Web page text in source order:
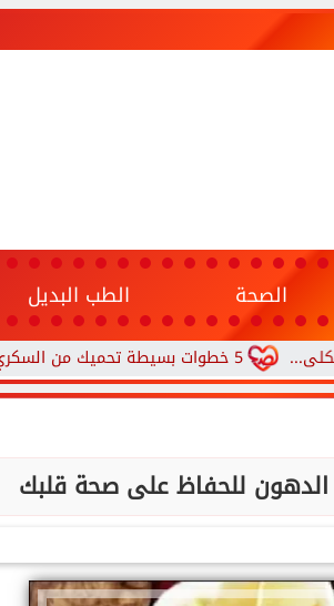
الصحة الطب البديل
وارتفاع ضغط الدم
الدهون للحفاظ على صحة قلبك